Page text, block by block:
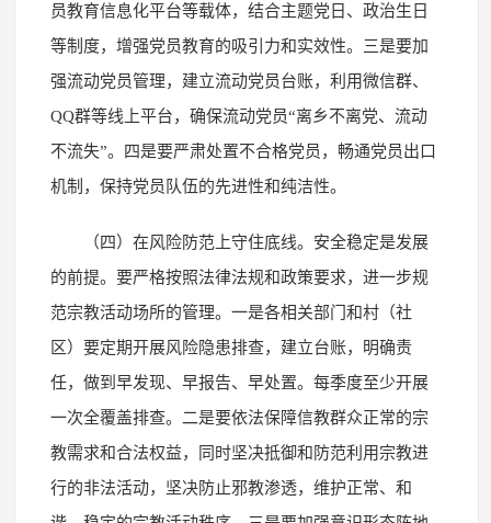
员教育信息化平台等载体，结合主题党日、政治生日
等制度，增强党员教育的吸引力和实效性。三是要加
强流动党员管理，建立流动党员台账，利用微信群、
QQ群等线上平台，确保流动党员“离乡不离党、流动
不流失”。四是要严肃处置不合格党员，畅通党员出口
机制，保持党员队伍的先进性和纯洁性。
（四）在风险防范上守住底线。安全稳定是发展
的前提。要严格按照法律法规和政策要求，进一步规
范宗教活动场所的管理。一是各相关部门和村（社
区）要定期开展风险隐患排查，建立台账，明确责
任，做到早发现、早报告、早处置。每季度至少开展
一次全覆盖排查。二是要依法保障信教群众正常的宗
教需求和合法权益，同时坚决抵御和防范利用宗教进
行的非法活动，坚决防止邪教渗透，维护正常、和